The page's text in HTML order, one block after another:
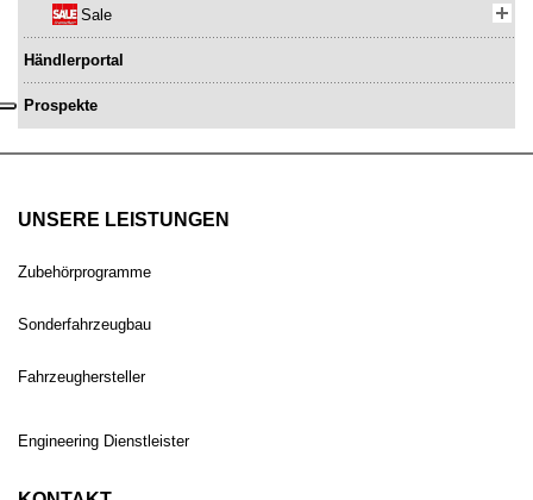
Sale
Händlerportal
Prospekte
UNSERE LEISTUNGEN
Zubehörprogramme
Sonderfahrzeugbau
Fahrzeughersteller
Engineering Dienstleister